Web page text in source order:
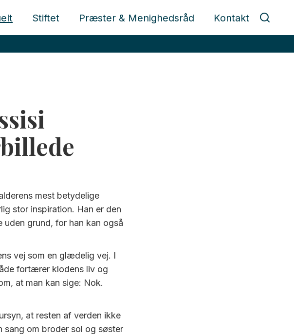
Stiftet Præster & Menighedsråd Kontakt
mest betydelige
stor inspiration. Han er den
grund, for han kan også
vej som en glædelig vej. I
fortærer klodens liv og
at man kan sige: Nok.
at resten af verden ikke
sang om broder sol og søster